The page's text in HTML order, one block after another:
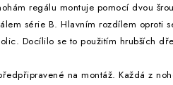
regálu montuje pomocí dvou
série B. Hlavním rozdílem oproti
Docílilo se to použitím hrubších
na montáž. Každá z